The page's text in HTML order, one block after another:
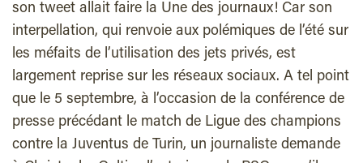
son tweet allait faire la Une des journaux! Car son
interpellation, qui renvoie aux polémiques de l’été sur
les méfaits de l’utilisation des jets privés, est
largement reprise sur les réseaux sociaux. A tel point
que le 5 septembre, à l’occasion de la conférence de
presse précédant le match de Ligue des champions
contre la Juventus de Turin, un journaliste demande